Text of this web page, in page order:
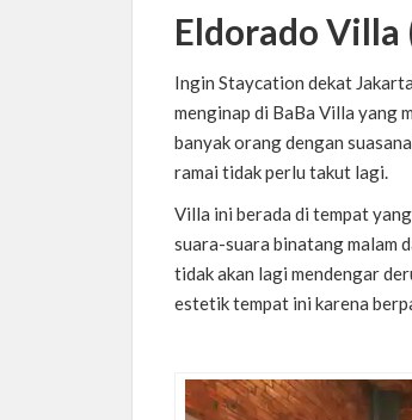
Eldorado Villa
Ingin Staycation dekat
menginap di BaBa Villa yang
banyak orang dengan
ramai tidak perlu takut lagi.
Villa ini berada di tempat
suara-suara binatang malam
tidak akan lagi mendengar
estetik tempat ini karena